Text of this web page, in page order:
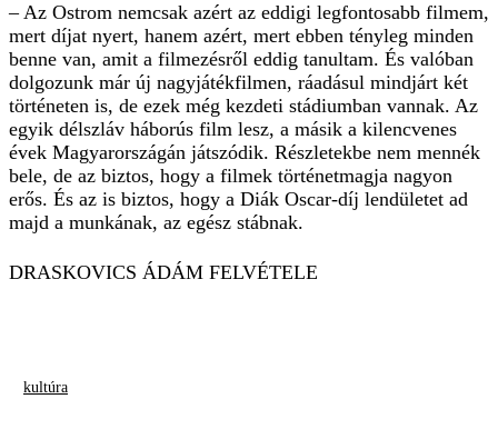
– Az Ostrom nemcsak azért az eddigi legfontosabb filmem,
mert díjat nyert, hanem azért, mert ebben tényleg minden
benne van, amit a filmezésről eddig tanultam. És valóban
dolgozunk már új nagyjátékfilmen, ráadásul mindjárt két
történeten is, de ezek még kezdeti stádiumban vannak. Az
egyik délszláv háborús film lesz, a másik a kilencvenes
évek Magyarországán játszódik. Részletekbe nem mennék
bele, de az biztos, hogy a filmek történetmagja nagyon
erős. És az is biztos, hogy a Diák Oscar-díj lendületet ad
majd a munkának, az egész stábnak.
DRASKOVICS ÁDÁM FELVÉTELE
kultúra